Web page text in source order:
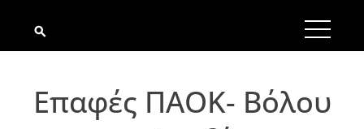
Επαφές ΠΑΟΚ- Βόλου